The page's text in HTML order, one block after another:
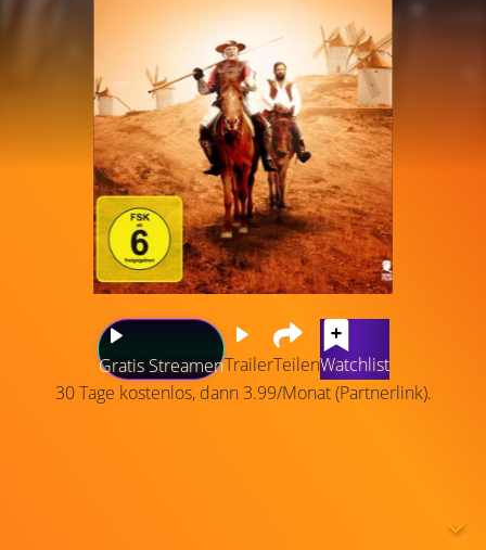
Gratis StreamenTrailerTeilenWatchlist
30 Tage kostenlos, dann 3.99/Monat (Partnerlink).
Reichen die Taschen füllen und die Armen Hunger